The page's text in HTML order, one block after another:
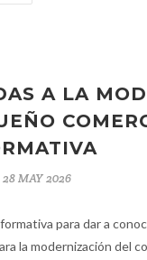
A LA
28 MAY 2026
para dar a
la modernización del